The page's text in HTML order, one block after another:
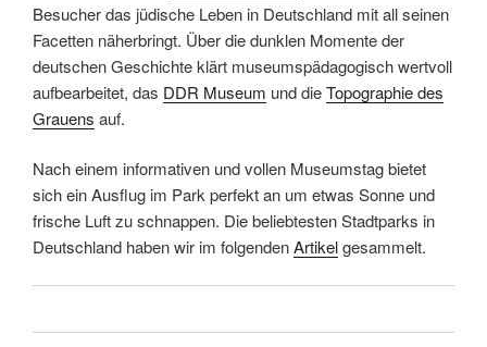
Besucher das jüdische Leben in Deutschland mit all seinen
Facetten näherbringt. Über die dunklen Momente der
deutschen Geschichte klärt museumspädagogisch wertvoll
aufbearbeitet, das DDR Museum und dieTopographie des
Grauens auf.
Nach einem informativen und vollen Museumstag bietet
sich ein Ausflug im Park perfekt an um etwas Sonne und
frische Luft zu schnappen. Die beliebtesten Stadtparks in
Deutschland haben wir im folgendenArtikelgesammelt.